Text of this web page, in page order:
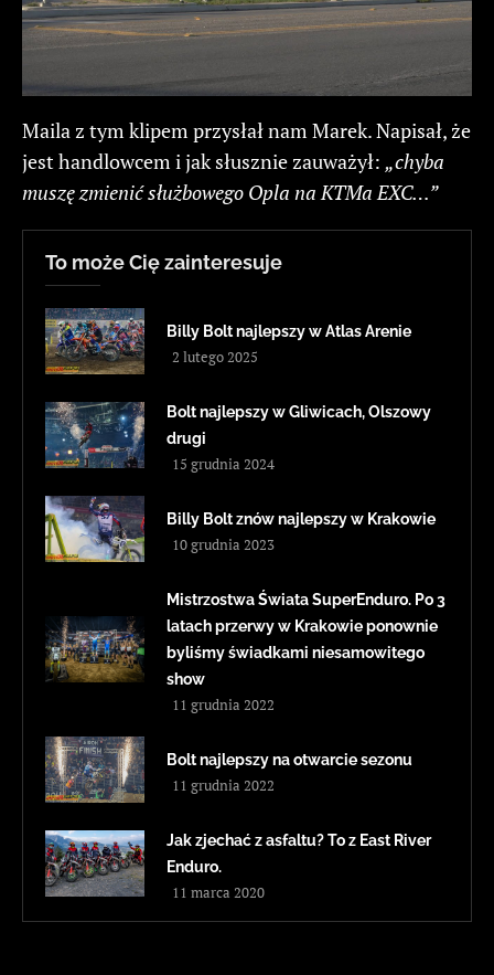
Maila z tym klipem przysłał nam Marek. Napisał, że
jest handlowcem i jak słusznie zauważył: „chyba
muszę zmienić służbowego Opla na KTMa EXC…”
To może Cię zainteresuje
Billy Bolt najlepszy w Atlas Arenie
2 lutego 2025
Bolt najlepszy w Gliwicach, Olszowy
drugi
15 grudnia 2024
Billy Bolt znów najlepszy w Krakowie
10 grudnia 2023
Mistrzostwa Świata SuperEnduro. Po 3
latach przerwy w Krakowie ponownie
byliśmy świadkami niesamowitego
show
11 grudnia 2022
Bolt najlepszy na otwarcie sezonu
11 grudnia 2022
Jak zjechać z asfaltu? To z East River
Enduro.
11 marca 2020